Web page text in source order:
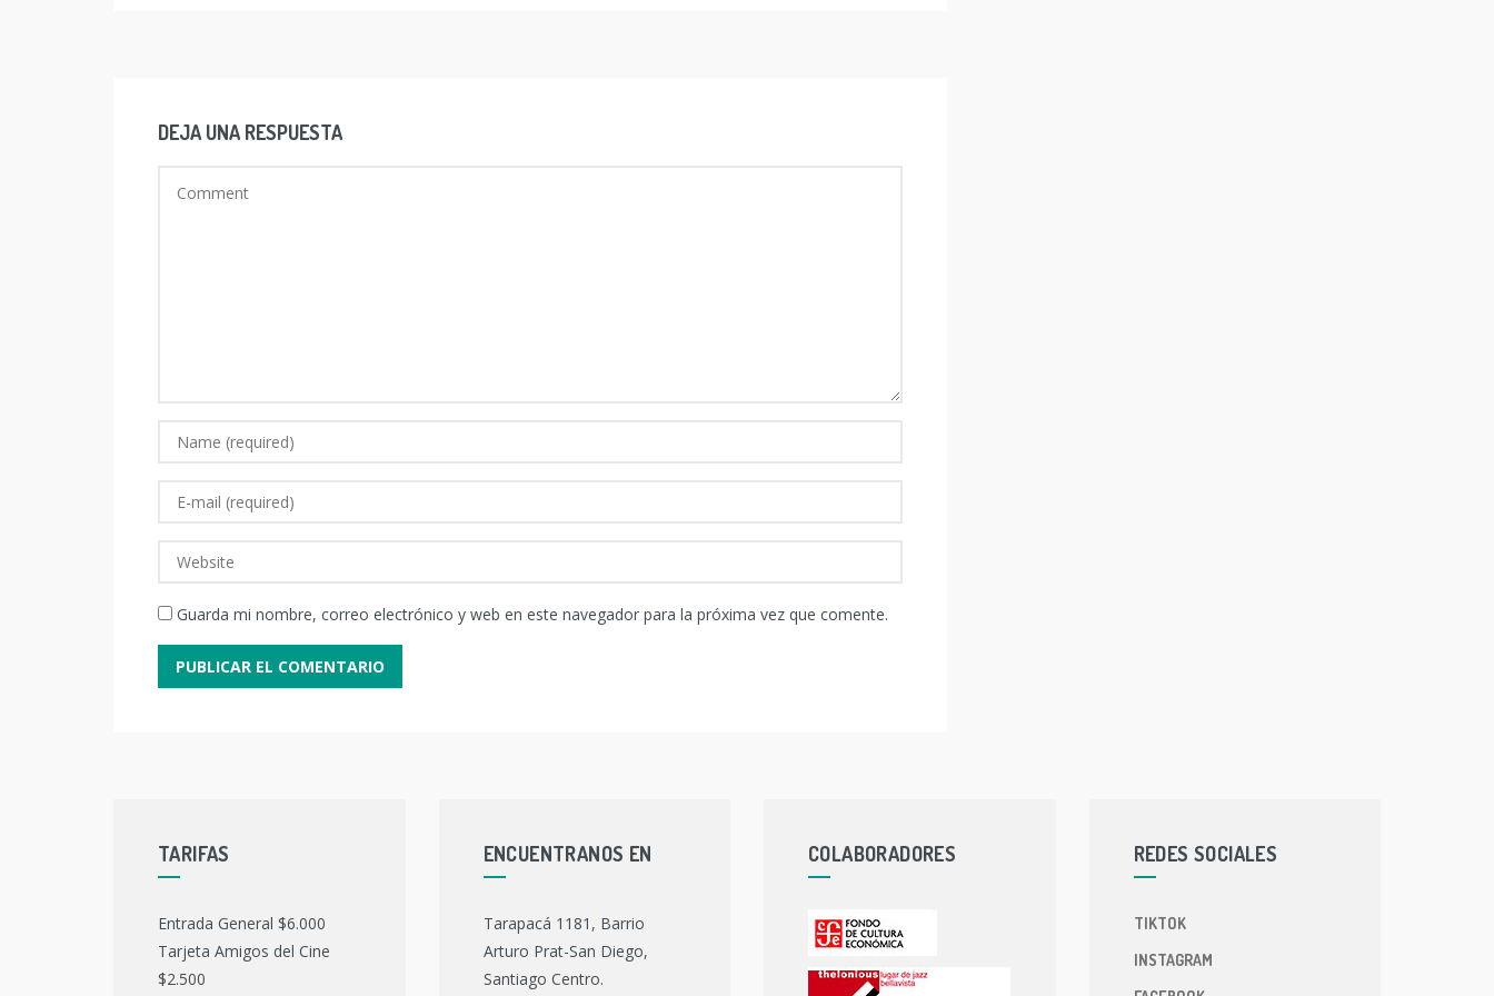
DEJA UNA RESPUESTA
Guarda mi nombre, correo electrónico y web en este navegador para la próxima vez que comente.
TARIFAS
Entrada General $6.000
Tarjeta Amigos del Cine
$2.500
ENCUENTRANOS EN
Tarapacá 1181, Barrio
Arturo Prat-San Diego,
Santiago Centro.
COLABORADORES REDES SOCIALES
TIKTOK
INSTAGRAM